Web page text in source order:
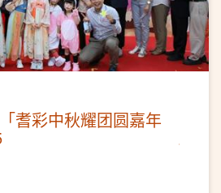
耆彩中秋耀团圆嘉年